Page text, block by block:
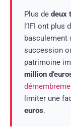
Plus de deux
l’IFI ont plus
basculement
succession
patrimoine
million
limiter une
euros.